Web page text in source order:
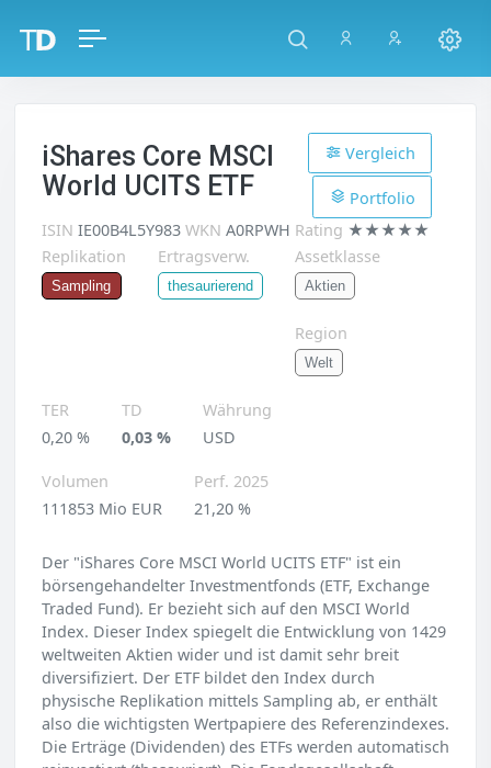
iShares Core MSCI
World UCITS ETF
Vergleich
Portfolio
ISIN IE00B4L5Y983 WKN A0RPWH Rating ★★★★★
Replikation
Sampling
Ertragsverw.
thesaurierend
Assetklasse
Aktien
Region
Welt
TER
0,20 %
TD
0,03 %
Währung
USD
Volumen
111853 Mio EUR
Perf. 2025
21,20 %
Der "iShares Core MSCI World UCITS ETF" ist ein
börsengehandelter Investmentfonds (ETF, Exchange
Traded Fund). Er bezieht sich auf den MSCI World
Index. Dieser Index spiegelt die Entwicklung von 1429
weltweiten Aktien wider und ist damit sehr breit
diversifiziert. Der ETF bildet den Index durch
physische Replikation mittels Sampling ab, er enthält
also die wichtigsten Wertpapiere des Referenzindexes.
Die Erträge (Dividenden) des ETFs werden automatisch